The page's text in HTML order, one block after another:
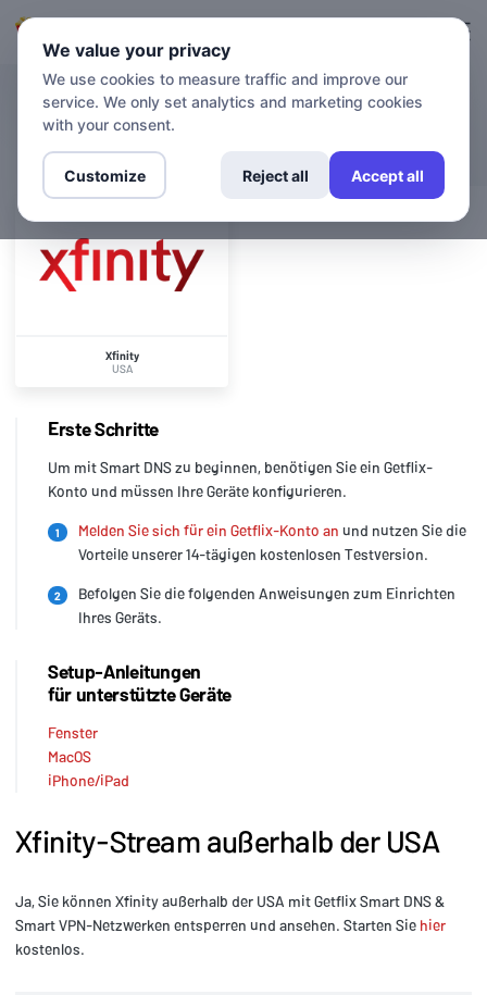
KANÄLE
Xfinity
USA
Xfinity-Stream außerhalb der USA
Ja, Sie können Xfinity außerhalb der USA mit Getflix Smart DNS &
Smart VPN-Netzwerken entsperren und ansehen. Starten Sie hier
kostenlos.
Erste Schritte
Um mit Smart DNS zu beginnen, benötigen Sie ein Getflix-
Konto und müssen Ihre Geräte konfigurieren.
1 Melden Sie sich für ein Getflix-Konto an und nutzen Sie die
Vorteile unserer 14-tägigen kostenlosen Testversion.
2
Befolgen Sie die folgenden Anweisungen zum Einrichten
Ihres Geräts.
Setup-Anleitungen
für unterstützte Geräte
Fenster
MacOS
iPhone/iPad
We value your privacy
We use cookies to measure traffic and improve our
service. We only set analytics and marketing cookies
with your consent.
Customize Reject all Accept all